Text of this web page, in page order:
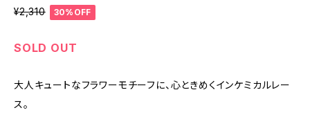
¥2,310 30%OFF
SOLD OUT
大人キュートなフラワーモチーフに、心ときめくインケミカルレー
ス。